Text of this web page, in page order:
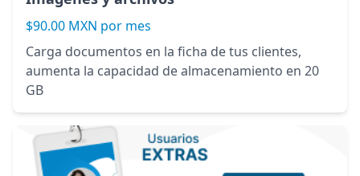
$90.00 MXN por mes
Carga documentos en la ficha de tus clientes,
aumenta la capacidad de almacenamiento en 20
GB